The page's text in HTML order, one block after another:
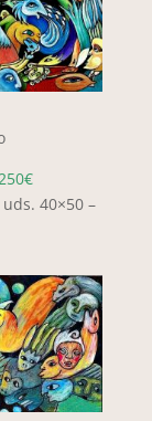
40×50 –